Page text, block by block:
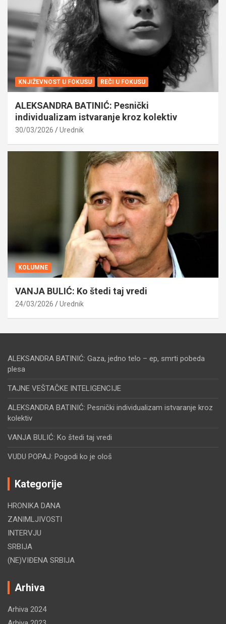
KNJIŽEVNOST U FOKUSU REČI U FOKUSU
ALEKSANDRA BATINIĆ: Pesnički
individualizam istvaranje kroz kolektiv
30/03/2026 Urednik
KOLUMNE
VANJA BULIĆ: Ko štedi taj vredi
24/03/2026 Urednik
ALEKSANDRA BATINIĆ: Gaza, jedno telo – ep, smrti pobeda
plesa
TAJNE VEŠTAČKE INTELIGENCIJE
ALEKSANDRA BATINIĆ: Pesnički individualizam istvaranje kroz
kolektiv
VANJA BULIĆ: Ko štedi taj vredi
VUDU POPAJ: Pogodi ko je ološ
Kategorije
HRONIKA DANA
ZANIMLJIVOSTI
INTERVJU
SRBIJA
(NE)VIĐENA SRBIJA
Arhiva
Arhiva 2024